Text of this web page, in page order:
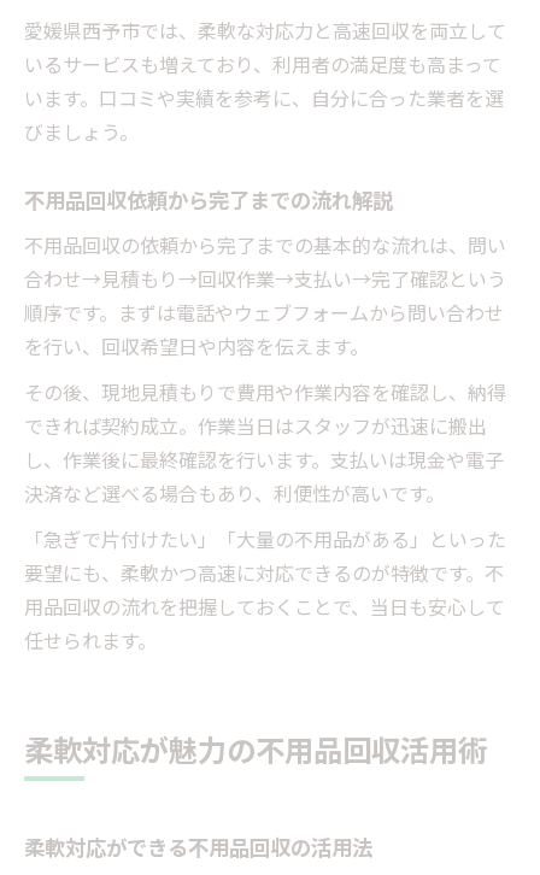
愛媛県西予市では、柔軟な対応力と高速回収を両立して
いるサービスも増えており、利用者の満足度も高まって
います。口コミや実績を参考に、自分に合った業者を選
びましょう。
不用品回収依頼から完了までの流れ解説
不用品回収の依頼から完了までの基本的な流れは、問い
合わせ→見積もり→回収作業→支払い→完了確認という
順序です。まずは電話やウェブフォームから問い合わせ
を行い、回収希望日や内容を伝えます。
その後、現地見積もりで費用や作業内容を確認し、納得
できれば契約成立。作業当日はスタッフが迅速に搬出
し、作業後に最終確認を行います。支払いは現金や電子
決済など選べる場合もあり、利便性が高いです。
「急ぎで片付けたい」「大量の不用品がある」といった
要望にも、柔軟かつ高速に対応できるのが特徴です。不
用品回収の流れを把握しておくことで、当日も安心して
任せられます。
柔軟対応が魅力の不用品回収活用術
柔軟対応ができる不用品回収の活用法